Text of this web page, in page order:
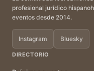
profesional jurídico
eventos desde 2014.
Instagram Bluesky
DIRECTORIO